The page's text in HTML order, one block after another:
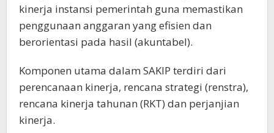
kinerja instansi pemerintah guna memastikan
penggunaan anggaran yang efisien dan
berorientasi pada hasil (akuntabel).
Komponen utama dalam SAKIP terdiri dari
perencanaan kinerja, rencana strategi (renstra),
rencana kinerja tahunan (RKT) dan perjanjian
kinerja.